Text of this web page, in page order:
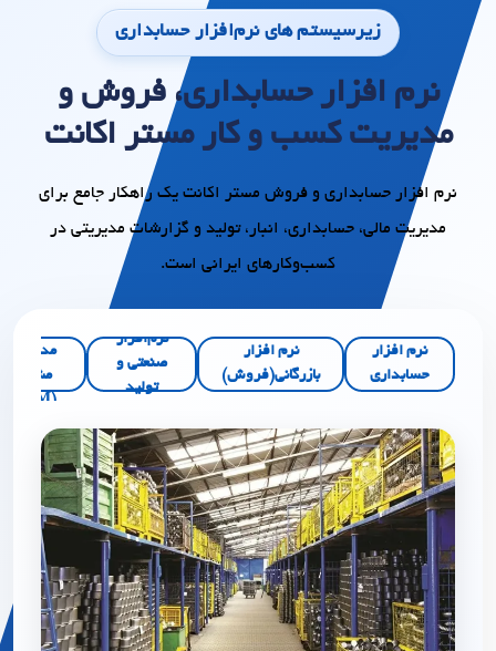
زیرسیستم های نرم‌افزار حسابداری
نرم افزار حسابداری، فروش و
مدیریت کسب و کار مستر اکانت
نرم افزار حسابداری و فروش مستر اکانت یک راهکار جامع برای
مدیریت مالی، حسابداری، انبار، تولید و گزارشات مدیریتی در
کسب‌وکارهای ایرانی است.
نرم افزار
حسابداری
نرم افزار
بازرگانی(فروش)
نرم‌افزار
صنعتی و
تولید
مدیریت
مشتری
(CRM)